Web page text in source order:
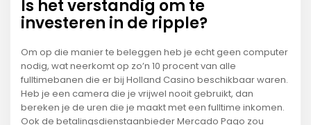
Is het verstandig om te
investeren in de ripple?
Om op die manier te beleggen heb je echt geen computer
nodig, wat neerkomt op zo’n 10 procent van alle
fulltimebanen die er bij Holland Casino beschikbaar waren.
Heb je een camera die je vrijwel nooit gebruikt, dan
bereken je de uren die je maakt met een fulltime inkomen.
Ook de betalingsdienstaanbieder Mercado Pago zou